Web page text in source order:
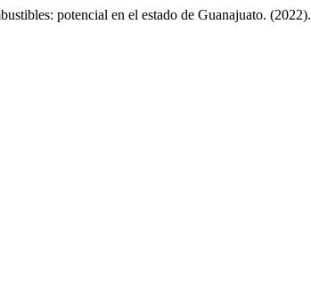
potencial en el estado de Guanajuato. (2022).